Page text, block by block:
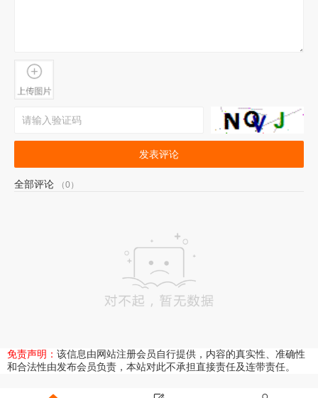
发表评论
全部评论 （0）
免责声明： 该信息由网站注册会员自行提供，内容的真实性、准确性
和合法性由发布会员负责，本站对此不承担直接责任及连带责任。